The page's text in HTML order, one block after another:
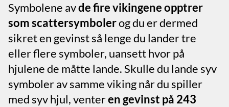
Symbolene avde fire vikingene opptrer
som scattersymbolerog du er dermed
sikret en gevinst så lenge du lander tre
eller flere symboler, uansett hvor på
hjulene de måtte lande. Skulle du lande syv
symboler av samme viking når du spiller
med syv hjul, venteren gevinst på 243